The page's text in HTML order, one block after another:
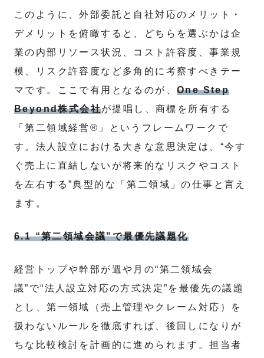
このように、外部委託と自社対応のメリット・
デメリットを俯瞰すると、どちらを選ぶかは企
業の内部リソース状況、コスト許容度、事業規
模、リスク許容度など多角的に考察すべきテー
マです。ここで有用となるのが、 One Step
Beyond株式会社が提唱し、商標を所有する
「第二領域経営®」というフレームワークで
す。法人設立における大きな意思決定は、“今す
ぐ売上に直結しないが将来的なリスクやコスト
を左右する”典型的な「第二領域」の仕事と言え
ます。
6.1 “第二領域会議”で最優先議題化
経営トップや幹部が週や月の“第二領域会
議”で“法人設立対応の方式決定”を最優先の議題
とし、第一領域（売上管理やクレーム対応）を
扱わないルールを徹底すれば、後回しになりが
ちな比較検討を計画的に進められます。担当者